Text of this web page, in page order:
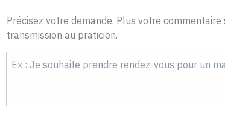
Précisez votre demande. Plus votre
transmission au praticien.